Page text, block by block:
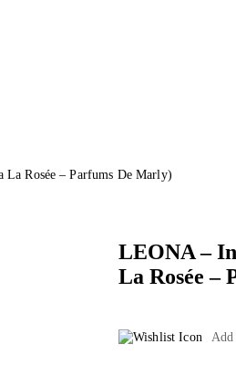
Rosée – Parfums De Marly)
LEONA –
La Rosée –
Add